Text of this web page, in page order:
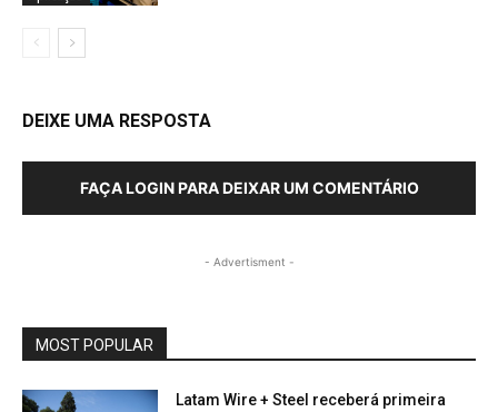
DEIXE UMA RESPOSTA
FAÇA LOGIN PARA DEIXAR UM COMENTÁRIO
- Advertisment -
MOST POPULAR
Latam Wire + Steel receberá primeira